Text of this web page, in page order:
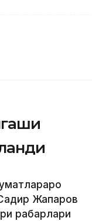
Жапаров
раҳбарлари